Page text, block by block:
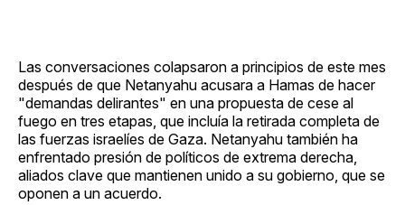
Las conversaciones colapsaron a principios de este mes
después de que Netanyahu acusara a Hamas de hacer
"demandas delirantes" en una propuesta de cese al
fuego en tres etapas, que incluía la retirada completa de
las fuerzas israelíes de Gaza. Netanyahu también ha
enfrentado presión de políticos de extrema derecha,
aliados clave que mantienen unido a su gobierno, que se
oponen a un acuerdo.